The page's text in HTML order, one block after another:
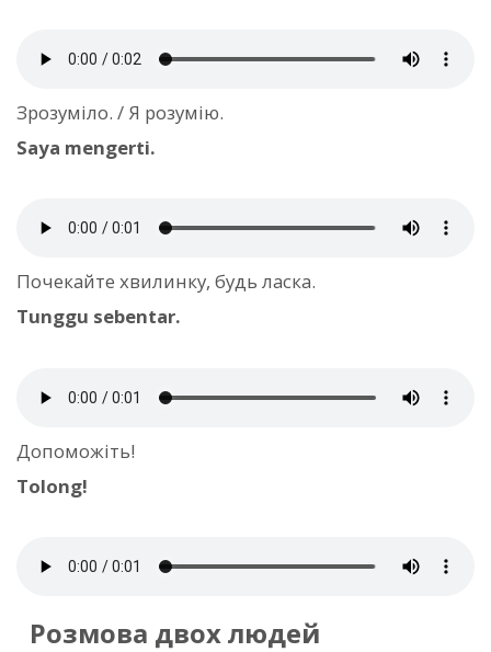
Зрозуміло. / Я розумію.
Saya mengerti.
Почекайте хвилинку, будь ласка.
Tunggu sebentar.
Допоможіть!
Tolong!
Розмова двох людей